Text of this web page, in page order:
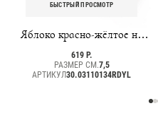
БЫСТРЫЙ ПРОСМОТР
Яблоко красно-жёлтое на
веточке
619 Р.
РАЗМЕР СМ.7,5
АРТИКУЛ30.03110134RDYL